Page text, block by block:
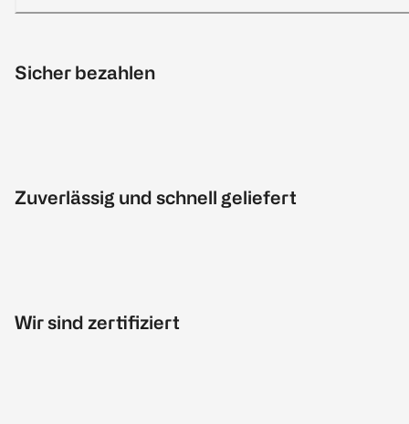
Sicher bezahlen
Zuverlässig und schnell geliefert
Wir sind zertifiziert